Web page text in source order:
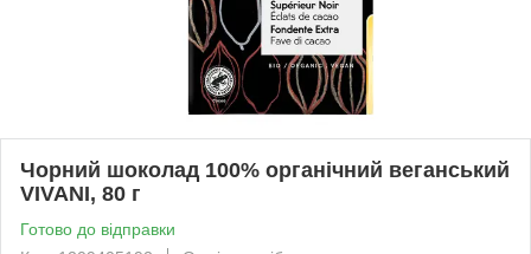
Чорний шоколад 100% органічний веганський
VIVANI, 80 г
Готово до відправки